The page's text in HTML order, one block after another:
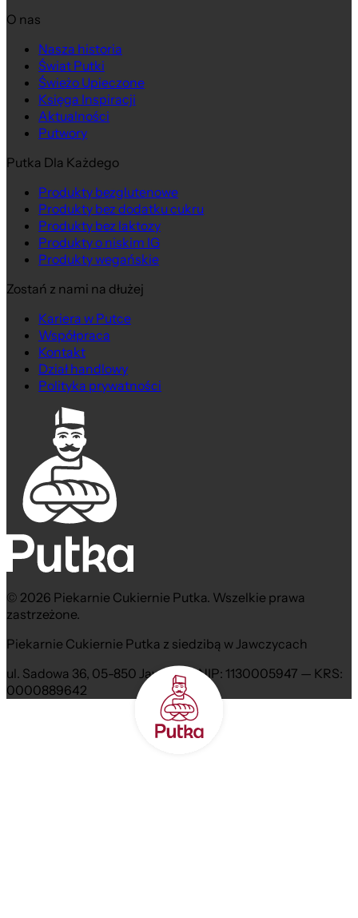
O nas
Nasza historia
Świat Putki
Świeżo Upieczone
Księga Inspiracji
Aktualności
Putwory
Putka Dla Każdego
Produkty bezglutenowe
Produkty bez dodatku cukru
Produkty bez laktozy
Produkty o niskim IG
Produkty wegańskie
Zostań z nami na dłużej
Kariera w Putce
Współpraca
Kontakt
Dział handlowy
Polityka prywatności
© 2026 Piekarnie Cukiernie Putka. Wszelkie prawa
zastrzeżone.
Piekarnie Cukiernie Putka z siedzibą w Jawczycach
ul. Sadowa 36, 05-850 Jawczyce NIP: 1130005947 — KRS:
0000889642